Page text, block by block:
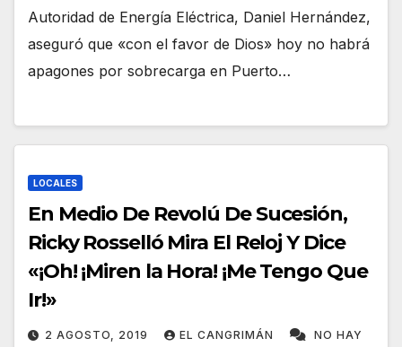
Autoridad de Energía Eléctrica, Daniel Hernández,
aseguró que «con el favor de Dios» hoy no habrá
apagones por sobrecarga en Puerto…
LOCALES
En Medio De Revolú De Sucesión,
Ricky Rosselló Mira El Reloj Y Dice
«¡Oh! ¡Miren la Hora! ¡Me Tengo Que
Ir!»
2 AGOSTO, 2019 EL CANGRIMÁN NO HAY